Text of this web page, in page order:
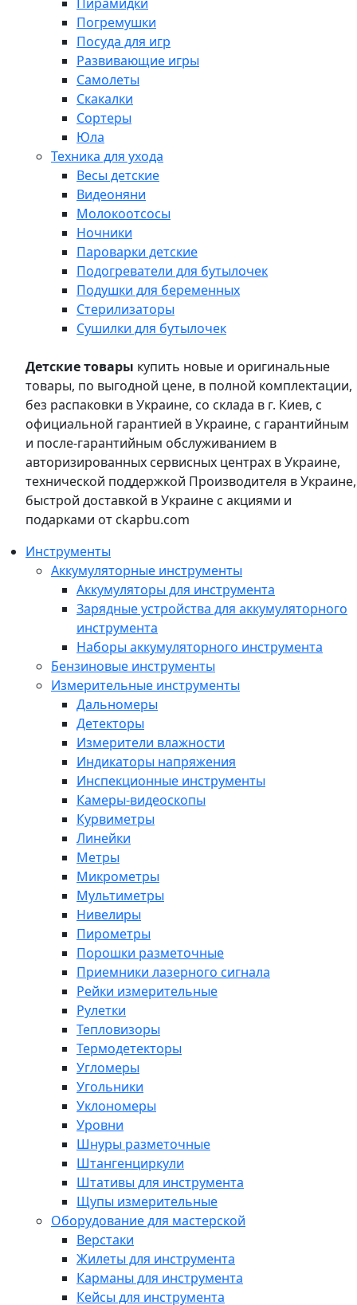
Погремушки
Посуда для игр
Развивающие игры
Самолеты
Скакалки
Сортеры
Юла
Техника для ухода
Весы детские
Видеоняни
Молокоотсосы
Ночники
Пароварки детские
Подогреватели для бутылочек
Подушки для беременных
Стерилизаторы
Сушилки для бутылочек
Детские товары купить новые и оригинальные
товары, по выгодной цене, в полной комплектации,
без распаковки в Украине, со склада в г. Киев, с
официальной гарантией в Украине, с гарантийным
и после-гарантийным обслуживанием в
авторизированных сервисных центрах в Украине,
технической поддержкой Производителя в Украине,
быстрой доставкой в Украине с акциями и
подарками от ckapbu.com
Инструменты
Аккумуляторные инструменты
Аккумуляторы для инструмента
Зарядные устройства для аккумуляторного
инструмента
Наборы аккумуляторного инструмента
Бензиновые инструменты
Измерительные инструменты
Дальномеры
Детекторы
Измерители влажности
Индикаторы напряжения
Инспекционные инструменты
Камеры-видеоскопы
Курвиметры
Линейки
Метры
Микрометры
Мультиметры
Нивелиры
Пирометры
Порошки разметочные
Приемники лазерного сигнала
Рейки измерительные
Рулетки
Тепловизоры
Термодетекторы
Угломеры
Угольники
Уклономеры
Уровни
Шнуры разметочные
Штангенциркули
Штативы для инструмента
Щупы измерительные
Оборудование для мастерской
Верстаки
Жилеты для инструмента
Карманы для инструмента
Кейсы для инструмента